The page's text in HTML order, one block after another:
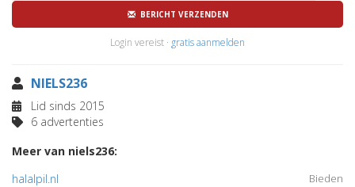
BERICHT VERZENDEN
Login vereist · gratis aanmelden
NIELS236
Lid sinds 2015
6 advertenties
Meer van niels236:
halalpil.nl
Bieden